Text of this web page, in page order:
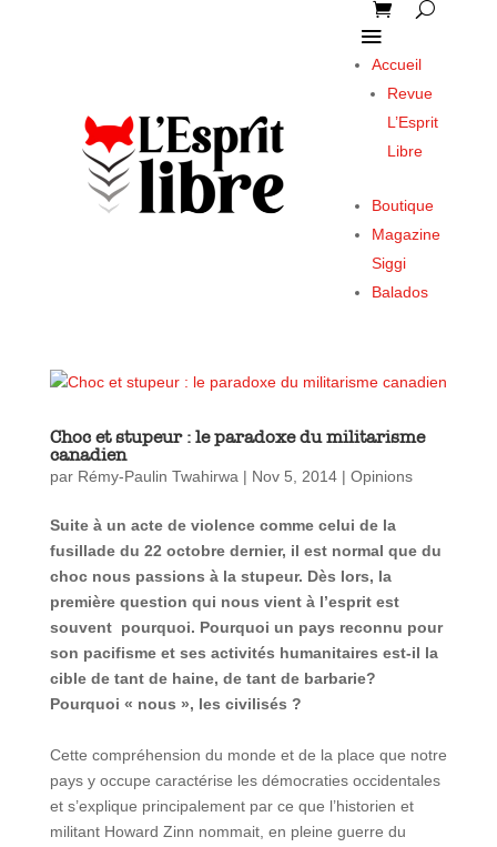
Accueil
Revue
L’Esprit
Libre
Boutique
Magazine
Siggi
Balados
Choc et stupeur : le paradoxe du militarisme
canadien
par Rémy-Paulin Twahirwa | Nov 5, 2014| Opinions
Suite à un acte de violence comme celui de la
fusillade du 22 octobre dernier, il est normal que du
choc nous passions à la stupeur. Dès lors, la
première question qui nous vient à l’esprit est
souventpourquoi. Pourquoi un pays reconnu pour
son pacifisme et ses activités humanitaires est-il la
cible de tant de haine, de tant de barbarie?
Pourquoi « nous », les civilisés ?
Cette compréhension du monde et de la place que notre
pays y occupe caractérise les démocraties occidentales
et s’explique principalement par ce que l’historien et
militant Howard Zinn nommait, en pleine guerre du